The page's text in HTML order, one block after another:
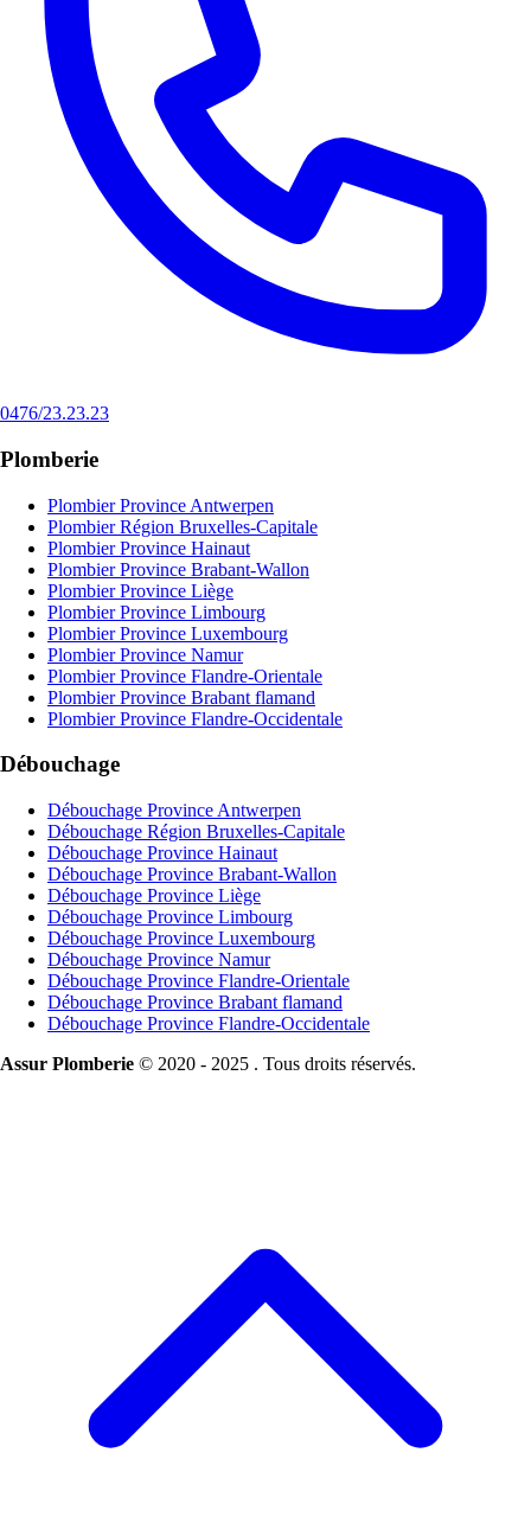
0476/23.23.23
Plomberie
Plombier Province Antwerpen
Plombier Région Bruxelles-Capitale
Plombier Province Hainaut
Plombier Province Brabant-Wallon
Plombier Province Liège
Plombier Province Limbourg
Plombier Province Luxembourg
Plombier Province Namur
Plombier Province Flandre-Orientale
Plombier Province Brabant flamand
Plombier Province Flandre-Occidentale
Débouchage
Débouchage Province Antwerpen
Débouchage Région Bruxelles-Capitale
Débouchage Province Hainaut
Débouchage Province Brabant-Wallon
Débouchage Province Liège
Débouchage Province Limbourg
Débouchage Province Luxembourg
Débouchage Province Namur
Débouchage Province Flandre-Orientale
Débouchage Province Brabant flamand
Débouchage Province Flandre-Occidentale
Assur Plomberie © 2020 - 2025 . Tous droits réservés.